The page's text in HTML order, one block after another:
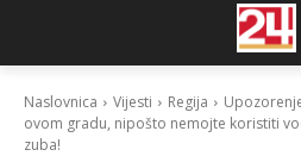
Naslovnica Vijesti Regija
ovom gradu, nipošto nemojte koristiti
zuba!